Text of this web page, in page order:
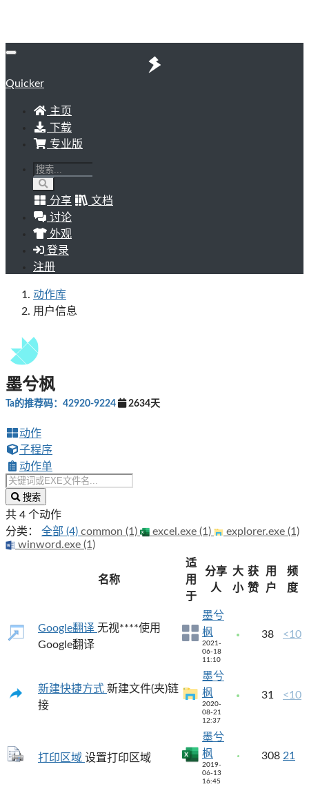
Quicker
主页
下载
专业版
分享
文档
讨论
外观
登录
注册
动作库
用户信息
墨兮枫
Ta的推荐码：42920-9224 2634天
动作
子程序
动作单
搜索
共 4 个动作
分类：
全部 (4) common (1) excel.exe (1)
explorer.exe (1)
winword.exe (1)
名称
适
用
于
分享
人
大
小
获
赞
用
户
频
度
Google翻译 无视****使用
Google翻译
墨兮
枫
2021-
06-18
11:10
38 <10
新建快捷方式 新建文件(夹)链
接
墨兮
枫
2020-
08-21
12:37
31 <10
打印区域 设置打印区域
墨兮
枫
2019-
06-13
16:45
308 21